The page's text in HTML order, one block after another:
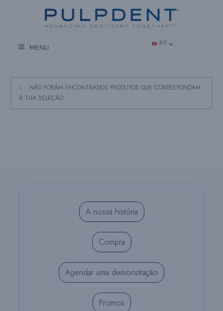
conteúdo
MENU PT
NÃO FORAM ENCONTRADOS PRODUTOS QUE CORRESPONDAM
À TUA SELEÇÃO.
A nossa história
Compra
Agendar uma demonstração
Promos